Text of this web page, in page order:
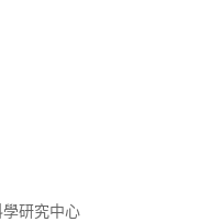
研究中心